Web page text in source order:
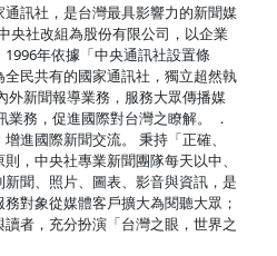
訊社，是台灣最具影響力的新聞媒
央社改組為股份有限公司，以企業
年依據「中央通訊社設置條
民共有的國家通訊社，獨立超然執
外新聞報導業務，服務大眾傳播媒
務，促進國際對台灣之瞭解。 ．
進國際新聞交流。 秉持「正確、
，中央社專業新聞團隊每天以中、
聞、照片、圖表、影音與資訊，是
對象從媒體客戶擴大為閱聽大眾；
者，充分扮演「台灣之眼，世界之